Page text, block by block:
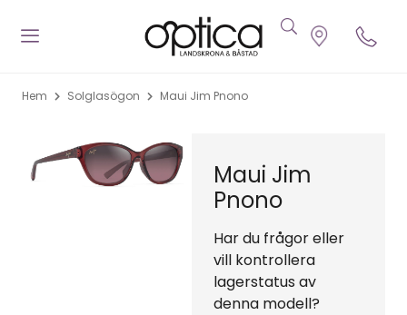
Hem Solglasögon Maui Jim Pnono
Maui Jim
Pnono
Har du frågor eller
vill kontrollera
lagerstatus av
denna modell?